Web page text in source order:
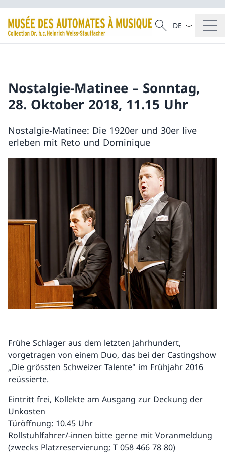
Recherche
Recherche
La langue
Nostalgie-Matinee – Sonntag,
28. Oktober 2018, 11.15 Uhr
Nostalgie-Matinee: Die 1920er und 30er live
erleben mit Reto und Dominique
Frühe Schlager aus dem letzten Jahrhundert,
vorgetragen von einem Duo, das bei der Castingshow
„Die grössten Schweizer Talente" im Frühjahr 2016
reüssierte.
Eintritt frei, Kollekte am Ausgang zur Deckung der
Unkosten
Türöffnung: 10.45 Uhr
Rollstuhlfahrer/-innen bitte gerne mit Voranmeldung
(zwecks Platzreservierung; T 058 466 78 80)